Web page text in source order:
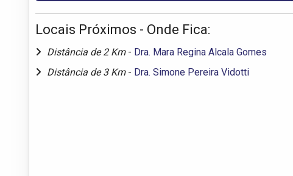
Locais Próximos - Onde Fica:
Distância de 2 Km - Dra. Mara Regina Alcala Gomes
Distância de 3 Km - Dra. Simone Pereira Vidotti